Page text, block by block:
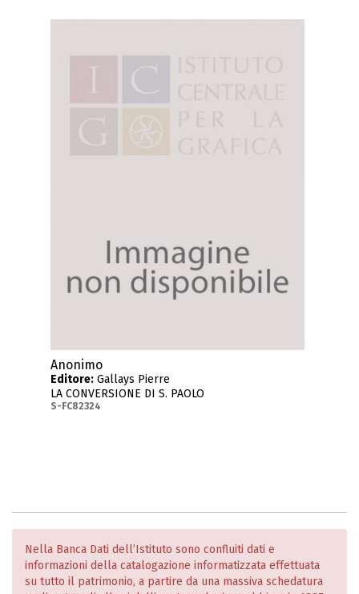
Anonimo
Editore: Gallays Pierre
LA CONVERSIONE DI S. PAOLO
S-FC82324
Nella Banca Dati dell’Istituto sono confluiti dati e
informazioni della catalogazione informatizzata effettuata
su tutto il patrimonio, a partire da una massiva schedatura